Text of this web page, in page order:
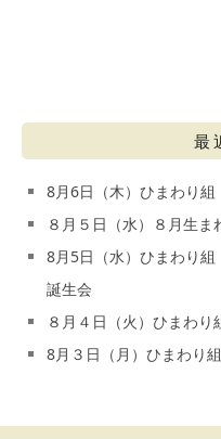
最
8月6日（木）ひまわり
８月５日（水）８月生
8月5日（水）ひまわり
誕生会
８月４日（火）ひまわ
8月３日（月）ひまわり